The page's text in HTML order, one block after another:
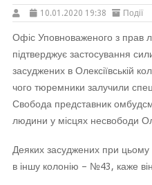
10.01.2020 19:38 Події
Офіс Уповноваженого з прав
підтверджує застосування
засуджених в Олексіївській
чого тюремники залучили
Свобода представник
людини у місцях несвободи
Деяких засуджених при цьому
в іншу колонію – №43, каже